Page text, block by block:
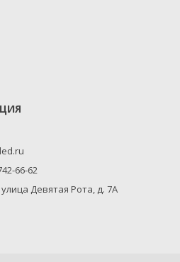
66-62
Девятая Рота, д. 7А